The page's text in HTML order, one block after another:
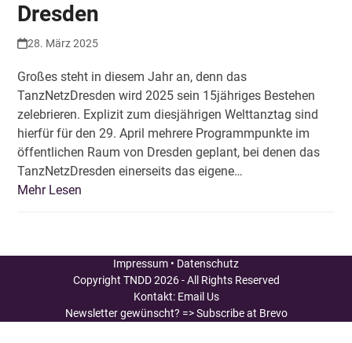
Dresden
28. März 2025
Großes steht in diesem Jahr an, denn das
TanzNetzDresden wird 2025 sein 15jähriges Bestehen
zelebrieren. Explizit zum diesjährigen Welttanztag sind
hierfür für den 29. April mehrere Programmpunkte im
öffentlichen Raum von Dresden geplant, bei denen das
TanzNetzDresden einerseits das eigene…
Mehr Lesen
Impressum • Datenschutz
Copyright TNDD2026 - All Rights Reserved
Kontakt: Email Us
Newsletter gewünscht? => Subscribe at Brevo